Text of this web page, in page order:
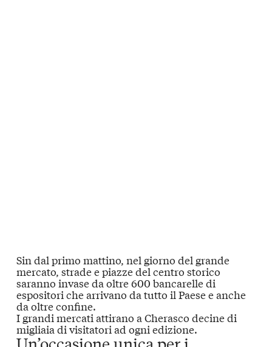
Sin dal primo mattino, nel giorno del grande
mercato, strade e piazze del centro storico
saranno invase da oltre 600 bancarelle di
espositori che arrivano da tutto il Paese e anche
da oltre confine.
I grandi mercati attirano a Cherasco decine di
migliaia di visitatoriad ogni edizione.